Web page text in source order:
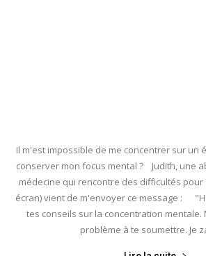
Il m'est impossible de me concentrer sur un
conserver mon focus mental ? Judith, une
médecine qui rencontre des difficultés
écran) vient de m'envoyer ce message :
tes conseils sur la concentration mentale.
problème à te soumettre. Je